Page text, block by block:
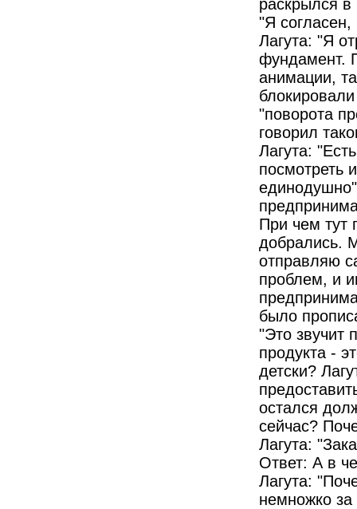
раскрылся в
"Я
Лагута: "Я
фундамент.
анимации,
"поворота
говорил
Лагута:
посмотреть
При чем тут
добрались.
отправляю
проблем, и
было
"Это звучит
продукта -
детски?
остался
сейчас?
Лагута:
Ответ: А в
Лагута:
немножко